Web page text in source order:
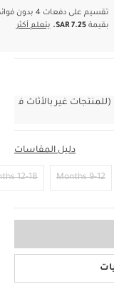
تقسيم على دفعات 4 بدون
بقيمةSAR 7.25. يتعلم أكثر
التي تزيد عن 400 ر.س (للمنتجات غير بالأثاث ف
دليل المقاسات
9-12 Months
12-18 Months